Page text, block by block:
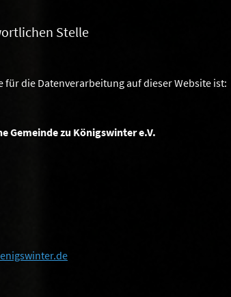
Stelle
für die Datenverarbeitung auf dieser Website ist:
Gemeinde zu Königswinter e.V.